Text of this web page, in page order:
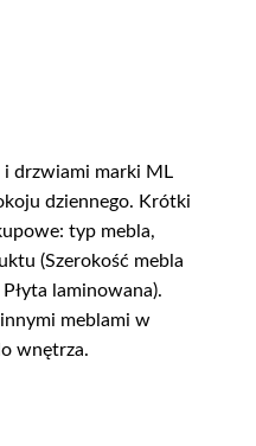
i drzwiami marki ML
dziennego. Krótki
typ mebla,
(Szerokość mebla
laminowana).
meblami w
wnętrza.